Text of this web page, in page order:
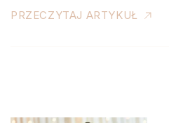
PRZECZYTAJ ARTYKUŁ